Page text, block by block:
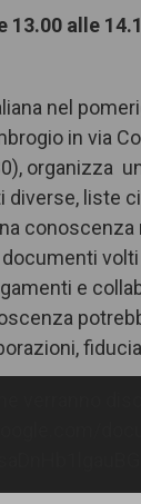
13.00 alle
nel
in via
organizza
diverse, liste
conoscenza
volti
e